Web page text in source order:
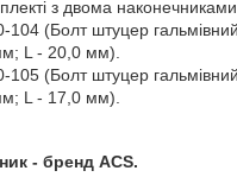
з двома
104 (Болт штуцер
L - 20,0 мм).
105 (Болт штуцер
L - 17,0 мм).
- бренд ACS.